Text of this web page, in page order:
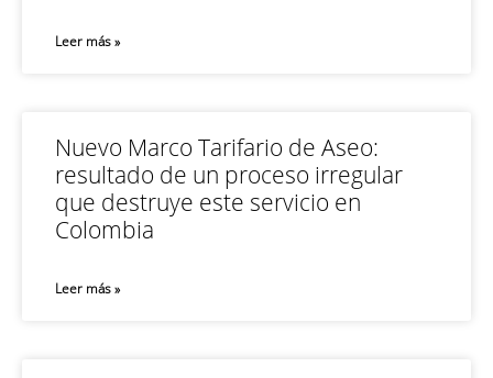
Leer más »
Nuevo Marco Tarifario de Aseo:
resultado de un proceso irregular
que destruye este servicio en
Colombia
Leer más »